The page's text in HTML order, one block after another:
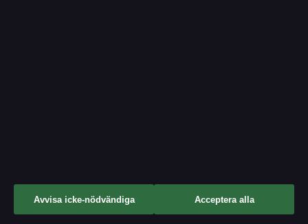
Narva mnt 7, Kesklinn
info@tidsmagasinet.se
Avvisa icke-nödvändiga Acceptera alla